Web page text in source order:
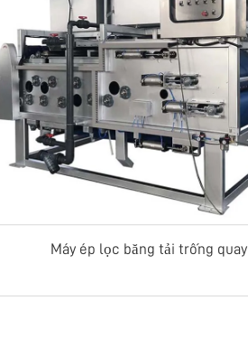
Máy ép lọc băng tải trống quay